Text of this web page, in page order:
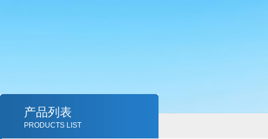
产品列表
PRODUCTS LIST